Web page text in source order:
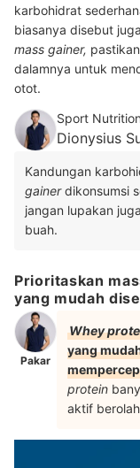
karbohidrat
biasanya disebut
mass gainer,
dalamnya untuk
otot.
Sport
Dionysius
Kandungan
gainerdikonsumsi
jangan lupakan
buah.
Prioritaskan
yang mudah
Pakar
Whey
yang
protein
aktif